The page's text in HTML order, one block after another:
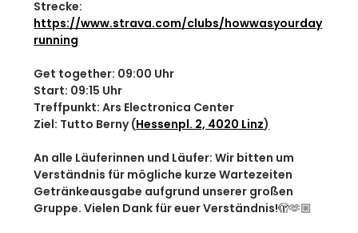
Strecke:
https://www.strava.com/clubs/howwasyourday
running
Get together: 09:00 Uhr
Start: 09:15 Uhr
Treffpunkt: Ars Electronica Center
Ziel: Tutto Berny (Hessenpl. 2, 4020 Linz)
An alle Läuferinnen und Läufer: Wir bitten um
Verständnis für mögliche kurze Wartezeiten
Getränkeausgabe aufgrund unserer großen
Gruppe. Vielen Dank für euer Verständnis!🫣🫶🏼